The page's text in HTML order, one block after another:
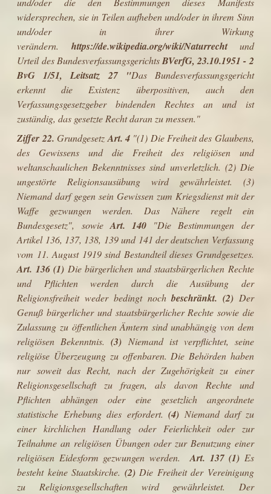
widersprechen, sie in Teilen aufheben und/oder in ihrem Sinn
und/oder in ihrer Wirkung
verändern. https://de.wikipedia.org/wiki/Naturrechtund
Urteil des BundesverfassungsgerichtsBVerfG, 23.10.1951 - 2
BvG 1/51, Leitsatz 27 "Das Bundesverfassungsgericht
erkennt die Existenz überpositiven, auch den
Verfassungsgesetzgeber bindenden Rechtes an und ist
zuständig, das gesetzte Recht daran zu messen."
Ziffer 22. Grundgesetz Art. 4"(1) Die Freiheit des Glaubens,
des Gewissens und die Freiheit des religiösen und
weltanschaulichen Bekenntnisses sind unverletzlich. (2) Die
ungestörte Religionsausübung wird gewährleistet. (3)
Niemand darf gegen sein Gewissen zum Kriegsdienst mit der
Waffe gezwungen werden. Das Nähere regelt ein
Bundesgesetz", sowie Art. 140 "Die Bestimmungen der
Artikel 136, 137, 138, 139 und 141 der deutschen Verfassung
vom 11. August 1919 sind Bestandteil dieses Grundgesetzes.
Art. 136 (1) Die bürgerlichen und staatsbürgerlichen Rechte
und Pflichten werden durch die Ausübung der
Religionsfreiheit weder bedingt nochbeschränkt. (2)Der
Genuß bürgerlicher und staatsbürgerlicher Rechte sowie die
Zulassung zu öffentlichen Ämtern sind unabhängig von dem
religiösen Bekenntnis.(3) Niemand ist verpflichtet, seine
religiöse Überzeugung zu offenbaren. Die Behörden haben
nur soweit das Recht, nach der Zugehörigkeit zu einer
Religionsgesellschaft zu fragen, als davon Rechte und
Pflichten abhängen oder eine gesetzlich angeordnete
statistische Erhebung dies erfordert.(4) Niemand darf zu
einer kirchlichen Handlung oder Feierlichkeit oder zur
Teilnahme an religiösen Übungen oder zur Benutzung einer
religiösen Eidesform gezwungen werden.Art. 137 (1) Es
besteht keine Staatskirche. (2)Die Freiheit der Vereinigung
zu Religionsgesellschaften wird gewährleistet. Der